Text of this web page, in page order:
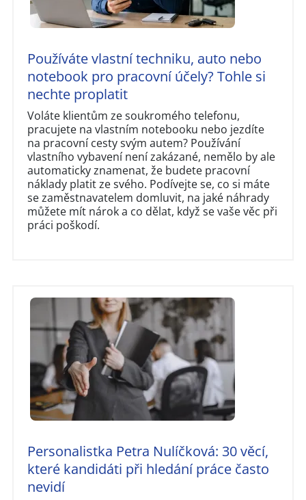
Používáte vlastní techniku, auto nebo
notebook pro pracovní účely? Tohle si
nechte proplatit
Voláte klientům ze soukromého telefonu,
pracujete na vlastním notebooku nebo jezdíte
na pracovní cesty svým autem? Používání
vlastního vybavení není zakázané, nemělo by ale
automaticky znamenat, že budete pracovní
náklady platit ze svého. Podívejte se, co si máte
se zaměstnavatelem domluvit, na jaké náhrady
můžete mít nárok a co dělat, když se vaše věc při
práci poškodí.
Personalistka Petra Nulíčková: 30 věcí,
které kandidáti při hledání práce často
nevidí